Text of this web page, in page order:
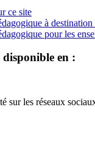
ce site
à destination
pour les
disponible en :
sur les réseaux